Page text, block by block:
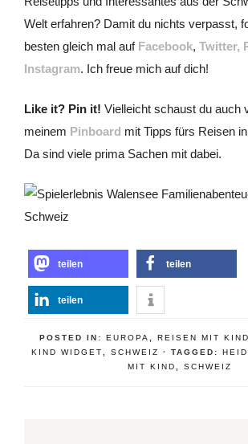
Welt erfahren? Damit du nichts verpasst,
besten gleich mal auf Facebook, Twitter,
Instagram. Ich freue mich auf dich!
Like it? Pin it! Vielleicht schaust du auch
meinem Pinboard mit Tipps fürs Reisen
Da sind viele prima Sachen mit dabei.
teilen teilen
teilen
POSTED IN: EUROPA, REISEN MIT KIND
KIND WIDGET, SCHWEIZ · TAGGED:
MIT KIND, SCHWEIZ